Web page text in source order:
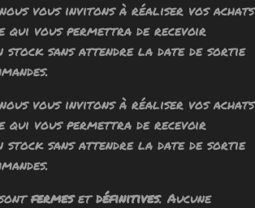
vous invitons à réaliser vos achats
qui vous permettra de recevoir
stock sans attendre la date de sortie
vous invitons à réaliser vos achats
qui vous permettra de recevoir
stock sans attendre la date de sortie
sontfermesetdéfinitives. Aucune